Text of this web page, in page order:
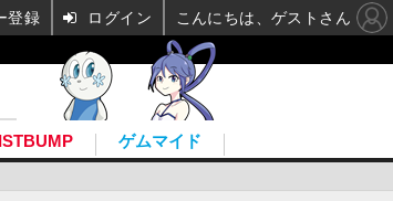
ゲムマイド
登録 ログイン こんにちは、ゲストさん